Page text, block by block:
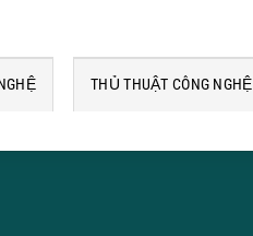
THỦ THUẬT CÔNG NGHỆ